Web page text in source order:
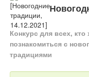
Турниры
Конкурсы
Вебинары
Конкурс для всех,
познакомиться с
традициями